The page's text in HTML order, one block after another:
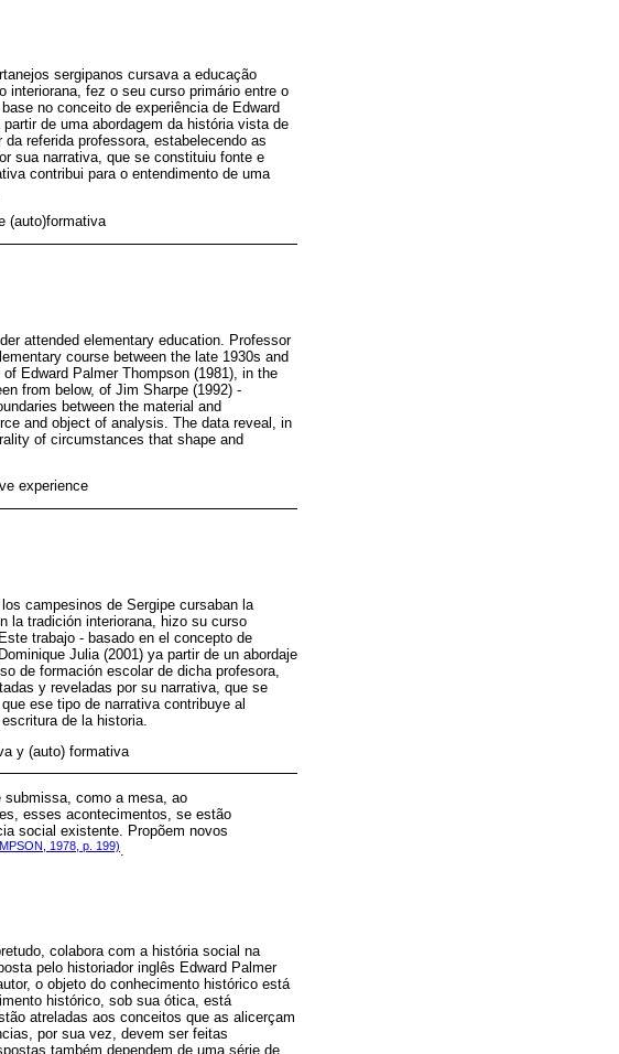
sergipanos cursava a educação
interiorana, fez o seu curso primário entre o
no conceito de experiência de Edward
de uma abordagem da história vista de
referida professora, estabelecendo as
sua narrativa, que se constituiu fonte e
contribui para o entendimento de uma
(auto)formativa
attended elementary education. Professor
course between the late 1930s and
Edward Palmer Thompson (1981), in the
from below, of Jim Sharpe (1992) -
between the material and
and object of analysis. The data reveal, in
of circumstances that shape and
experience
campesinos de Sergipe cursaban la
la tradición interiorana, hizo su curso
trabajo - basado en el concepto de
Julia (2001) ya partir de un abordaje
de formación escolar de dicha profesora,
y reveladas por su narrativa, que se
ese tipo de narrativa contribuye al
de la historia.
y (auto) formativa
submissa, como a mesa, ao
esses acontecimentos, se estão
social existente. Propõem novos
1978, p. 199).
colabora com a história social na
pelo historiador inglês Edward Palmer
o objeto do conhecimento histórico está
histórico, sob sua ótica, está
atreladas aos conceitos que as alicerçam
por sua vez, devem ser feitas
também dependem de uma série de